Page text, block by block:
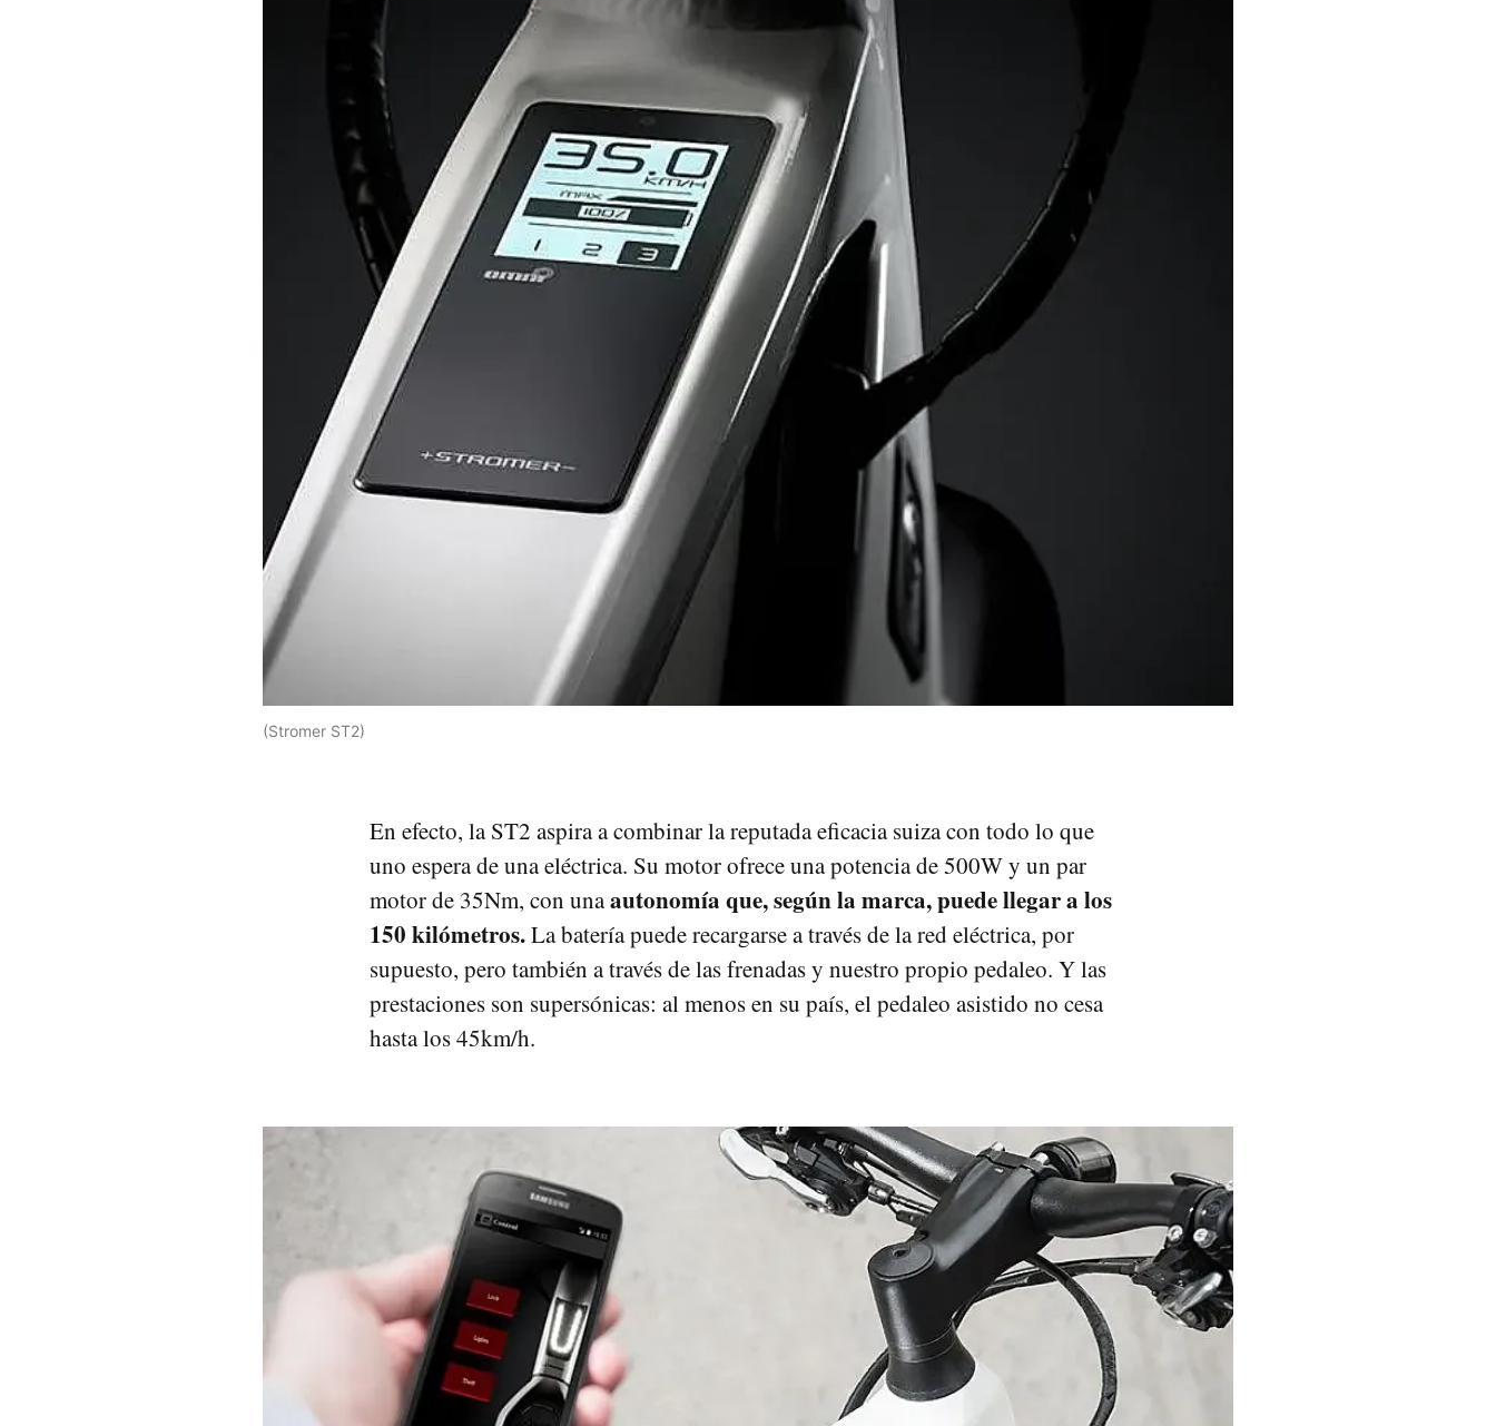
(Stromer ST2)
En efecto, la ST2 aspira a combinar la reputada eficacia suiza con todo lo que
uno espera de una eléctrica. Su motor ofrece una potencia de 500W y un par
motor de 35Nm, con unaautonomía que, según la marca, puede llegar a los
150 kilómetros.La batería puede recargarse a través de la red eléctrica, por
supuesto, pero también a través de las frenadas y nuestro propio pedaleo. Y las
prestaciones son supersónicas: al menos en su país, el pedaleo asistido no cesa
hasta los 45km/h.